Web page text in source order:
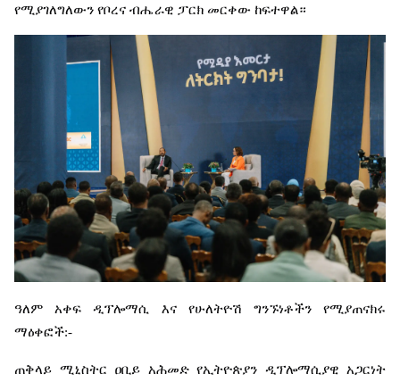
የሚያገለግለውን የቦረና ብሔራዊ ፓርክ መርቀው ከፍተዋል።
ዓለም አቀፍ ዲፕሎማሲ እና የሁለትዮሽ ግንኙነቶችን
የሚያጠናክሩ
ማዕቀፎች:-
ጠቅላይ ሚኒስትር ዐቢይ አሕመድ የኢትዮጵያን ዲፕሎማሲያዊ አጋርነት